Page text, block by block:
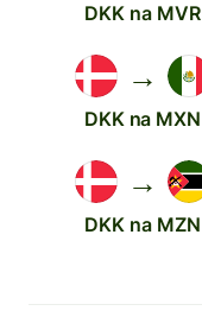
DKK na MVR
→
DKK na MXN
→
DKK na MZN